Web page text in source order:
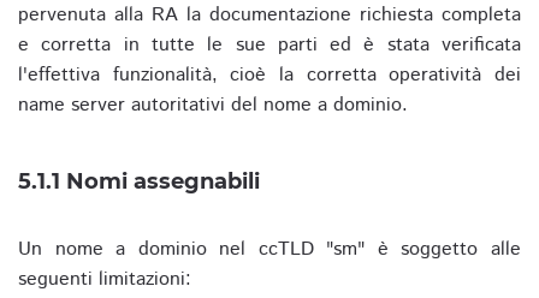
pervenuta alla RA la documentazione richiesta completa
e corretta in tutte le sue parti ed è stata verificata
l'effettiva funzionalità, cioè la corretta operatività dei
name server autoritativi del nome a dominio.
5.1.1 Nomi assegnabili
Un nome a dominio nel ccTLD "sm" è soggetto alle
seguenti limitazioni: